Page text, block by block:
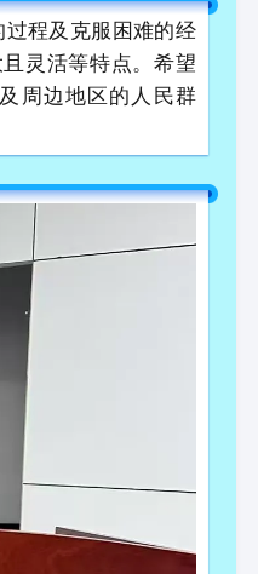
程及克服困难的经
灵活等特点。希望
周边地区的人民群